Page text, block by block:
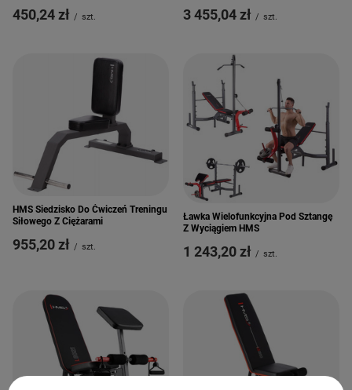
450,24 zł / szt. 3 455,04 zł / szt.
HMS Siedzisko Do Ćwiczeń Treningu
Siłowego Z Ciężarami
955,20 zł / szt.
Ławka Wielofunkcyjna Pod Sztangę
Z Wyciągiem HMS
1 243,20 zł / szt.